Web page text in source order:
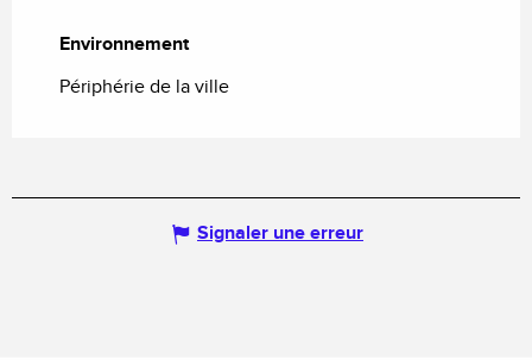
Environnement
Environnement
Périphérie de la ville
Signaler une erreur